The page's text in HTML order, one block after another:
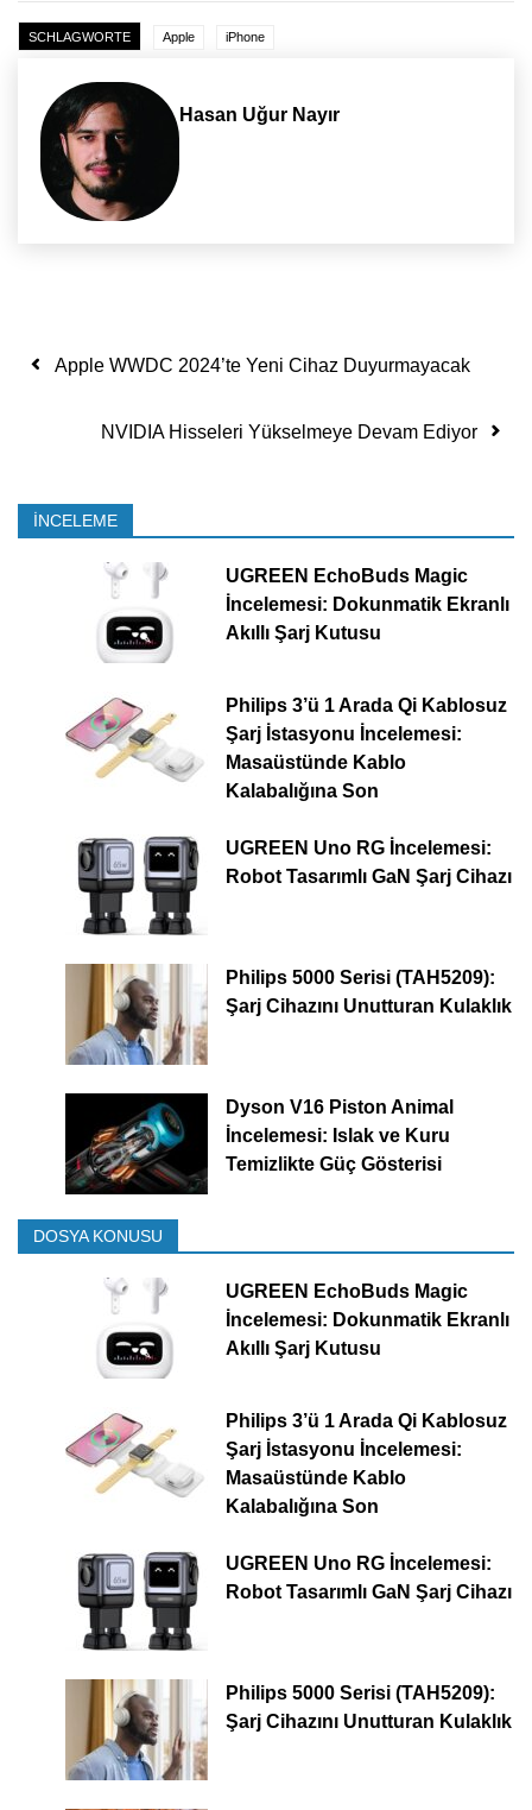
SCHLAGWORTE Apple iPhone
Hasan Uğur Nayır
Yazı dolaşımı
Apple WWDC 2024’te Yeni Cihaz Duyurmayacak
NVIDIA Hisseleri Yükselmeye Devam Ediyor
İNCELEME
UGREEN EchoBuds Magic
İncelemesi: Dokunmatik Ekranlı
Akıllı Şarj Kutusu
Philips 3’ü 1 Arada Qi Kablosuz
Şarj İstasyonu İncelemesi:
Masaüstünde Kablo
Kalabalığına Son
UGREEN Uno RG İncelemesi:
Robot Tasarımlı GaN Şarj Cihazı
Philips 5000 Serisi (TAH5209):
Şarj Cihazını Unutturan Kulaklık
Dyson V16 Piston Animal
İncelemesi: Islak ve Kuru
Temizlikte Güç Gösterisi
DOSYA KONUSU
UGREEN EchoBuds Magic
İncelemesi: Dokunmatik Ekranlı
Akıllı Şarj Kutusu
Philips 3’ü 1 Arada Qi Kablosuz
Şarj İstasyonu İncelemesi:
Masaüstünde Kablo
Kalabalığına Son
UGREEN Uno RG İncelemesi:
Robot Tasarımlı GaN Şarj Cihazı
Philips 5000 Serisi (TAH5209):
Şarj Cihazını Unutturan Kulaklık